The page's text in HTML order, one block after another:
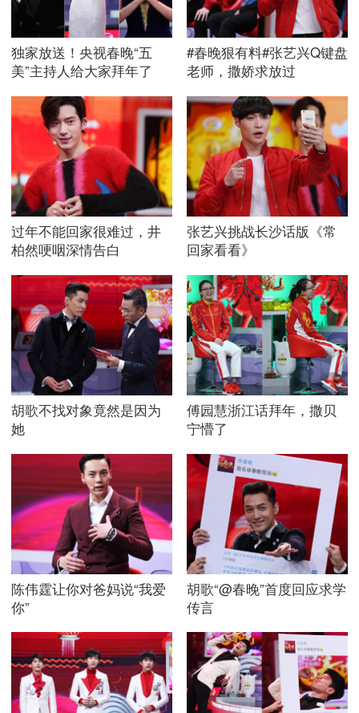
独家放送！央视春晚“五
美”主持人给大家拜年了
#春晚狠有料#张艺兴Q键盘
老师，撒娇求放过
过年不能回家很难过，井
柏然哽咽深情告白
张艺兴挑战长沙话版《常
回家看看》
胡歌不找对象竟然是因为
她
傅园慧浙江话拜年，撒贝
宁懵了
陈伟霆让你对爸妈说“我爱
你”
胡歌“@春晚”首度回应求学
传言